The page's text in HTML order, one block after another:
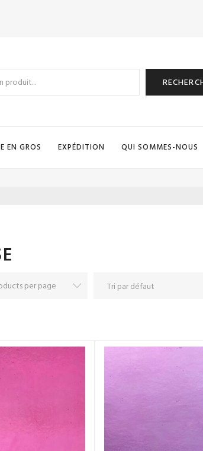
EN GROS EXPÉDITION QUI SOMMES-NOUS